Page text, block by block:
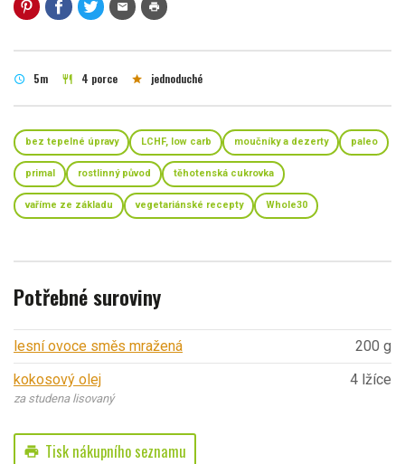
mail print
schedule 5m restaurant 4 porce star jednoduché
bez tepelné úpravy LCHF, low carb moučníky a dezerty paleo
primal rostlinný původ těhotenská cukrovka
vaříme ze základu vegetariánské recepty Whole30
Potřebné suroviny
lesní ovoce směs mražená
200 g
kokosový olej
za studena lisovaný
4 lžíce
print Tisk nákupního seznamu